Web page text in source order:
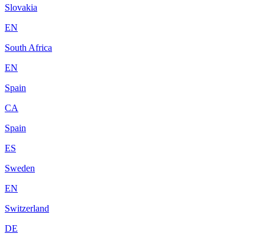
Slovakia
EN
South Africa
EN
Spain
CA
Spain
ES
Sweden
EN
Switzerland
DE